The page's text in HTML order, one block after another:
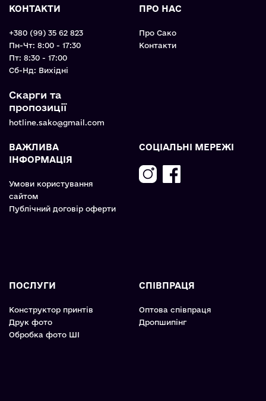
КОНТАКТИ
+380 (99) 35 62 823
Пн-Чт: 8:00 - 17:30
Пт: 8:30 - 17:00
Cб-Нд: Вихідні
Скарги та
пропозиції
hotline.sako@gmail.com
ПРО НАС
Про Сако
Контакти
ВАЖЛИВА
ІНФОРМАЦІЯ
Умови користування
сайтом
Публічний договір оферти
СОЦІАЛЬНІ МЕРЕЖІ
ПОСЛУГИ
Конструктор принтів
Друк фото
Обробка фото ШІ
СПІВПРАЦЯ
Оптова співпраця
Дропшипінг